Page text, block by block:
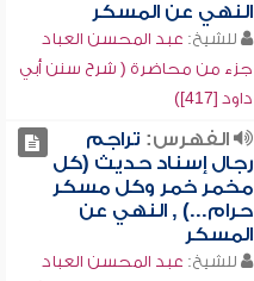
النهي عن المسكر
للشيخ: عبد المحسن العباد
جزء من محاضرة ( شرح سنن أبي
داود [417])
الفهرس: تراجم
رجال إسناد حديث (كل
مخمر خمر وكل مسكر
حرام...) , النهي عن
المسكر
للشيخ: عبد المحسن العباد